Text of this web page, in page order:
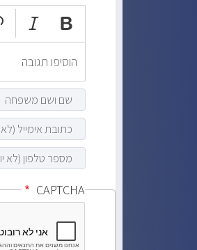
CAPTCHA